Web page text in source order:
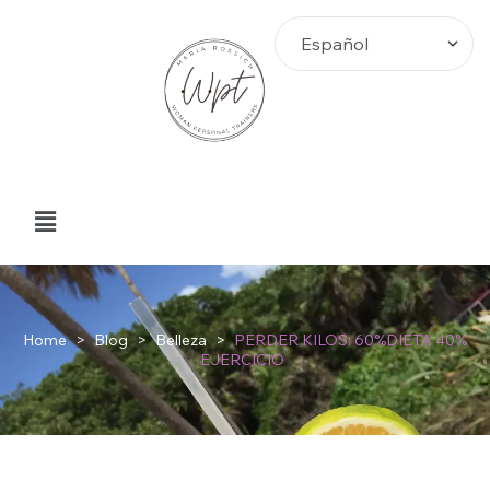
Home > Blog > Belleza > PERDER KILOS: 60%DIETA 40%
EJERCICIO